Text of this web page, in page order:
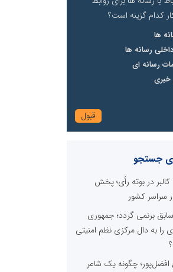
کدام گزینه است؟
ها
رسانه ها
رسانه ای
خبری
جستجو
صورت‌های مالی سال ۱۴۰۴ کالبر در بوته رأی؛ پخش
سراسر کشور
برنمی گردد؛ جمهوری
را به دال مرکزی نظم امنیتی
افضل‌پور؛ چگونه یک شاعر